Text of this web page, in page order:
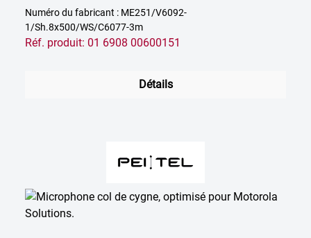
serties, pare-vent inclus
Numéro du fabricant : ME251/V6092-
1/Sh.8x500/WS/C6077-3m
Réf. produit: 01 6908 00600151
Détails